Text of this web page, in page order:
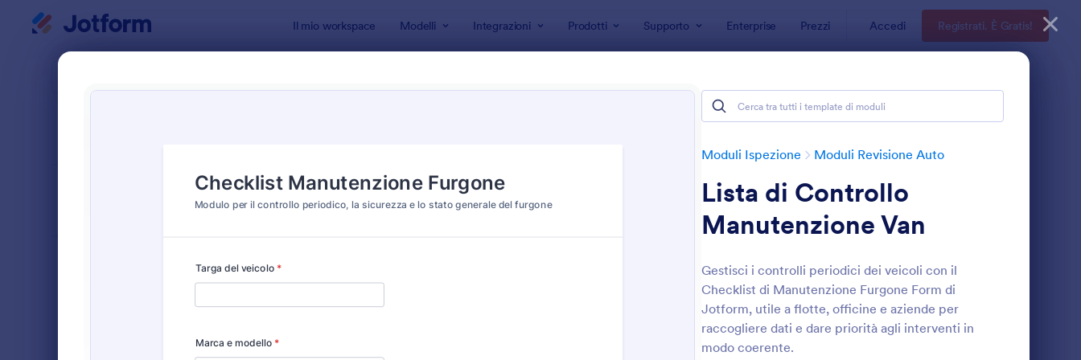
Il mio workspace Modelli Integrazioni Prodotti Supporto Enterprise Prezzi Accedi Registrati. È Gratis!
Moduli Ispezione Moduli Revisione Auto
Lista di Controllo
Manutenzione Van
Gestisci i controlli periodici dei veicoli con il
Checklist di Manutenzione Furgone Form di
Jotform, utile a flotte, officine e aziende per
raccogliere dati e dare priorità agli interventi in
modo coerente.
: Scheda Di Ispezione Giornaliera Del Veicolo
Anteprima
Classico
554
461